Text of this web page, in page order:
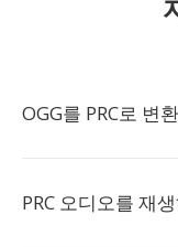
OGG를 PRC로 변
PRC 오디오를 재